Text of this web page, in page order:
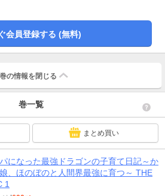
会員登録する (無料)
の情報を 閉じる
巻一覧
まとめ買い
になった最強ドラゴンの子育て日記～か
、ほのぼのと人間界最強に育つ～ THE
1